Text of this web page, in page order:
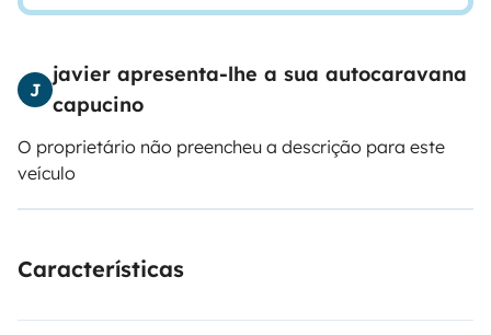
J
javier apresenta-lhe a sua autocaravana
capucino
O proprietário não preencheu a descrição para este
veículo
Características